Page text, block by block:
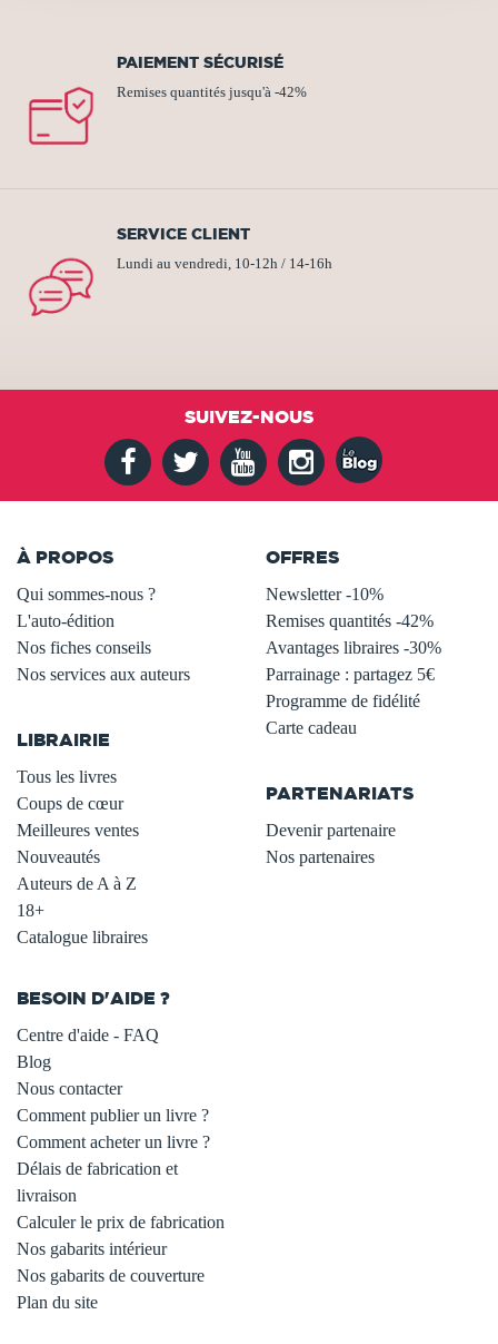
PAIEMENT SÉCURISÉ
Remises quantités jusqu'à -42%
SERVICE CLIENT
Lundi au vendredi, 10-12h / 14-16h
SUIVEZ-NOUS
À PROPOS
Qui sommes-nous ?
L'auto-édition
Nos fiches conseils
Nos services aux auteurs
LIBRAIRIE
Tous les livres
Coups de cœur
Meilleures ventes
Nouveautés
Auteurs de A à Z
18+
Catalogue libraires
OFFRES
Newsletter -10%
Remises quantités -42%
Avantages libraires -30%
Parrainage : partagez 5€
Programme de fidélité
Carte cadeau
PARTENARIATS
Devenir partenaire
Nos partenaires
BESOIN D'AIDE ?
Centre d'aide - FAQ
Blog
Nous contacter
Comment publier un livre ?
Comment acheter un livre ?
Délais de fabrication et
livraison
Calculer le prix de fabrication
Nos gabarits intérieur
Nos gabarits de couverture
Plan du site